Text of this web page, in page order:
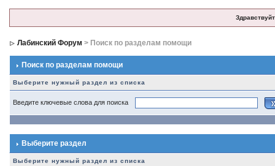
Лабинский Форум > Поиск по разделам помощи
Поиск по разделам помощи
Выберите нужный раздел из списка
Введите ключевые слова для поиска
Выберите раздел
Выберите нужный раздел из списка